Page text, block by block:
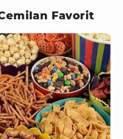
Favorit